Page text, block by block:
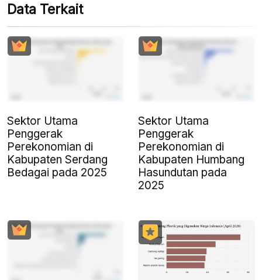
Data Terkait
Sektor Utama
Penggerak
Perekonomian di
Kabupaten Serdang
Bedagai pada 2025
Sektor Utama
Penggerak
Perekonomian di
Kabupaten Humbang
Hasundutan pada
2025